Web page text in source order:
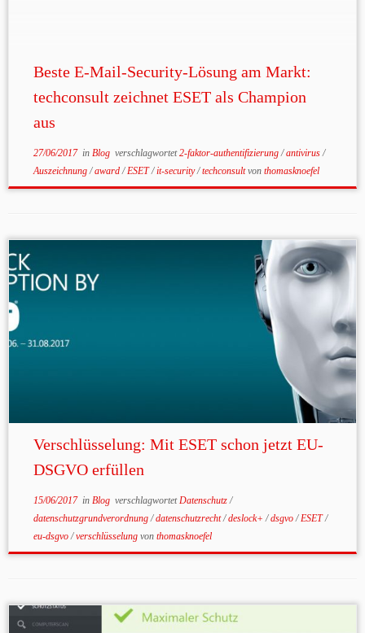
So […]
Beste E-Mail-Security-Lösung am Markt:
techconsult zeichnet ESET als Champion
aus
27/06/2017in Blog verschlagwortet2-faktor-authentifizierung/antivirus/
Auszeichnung/award/ESET/it-security/techconsultvon thomasknoefel
Verschlüsselung: Mit ESET schon jetzt EU-
DSGVO erfüllen
15/06/2017in Blog verschlagwortetDatenschutz/
datenschutzgrundverordnung/datenschutzrecht/deslock+/dsgvo/ESET/
eu-dsgvo/verschlüsselung von thomasknoefel